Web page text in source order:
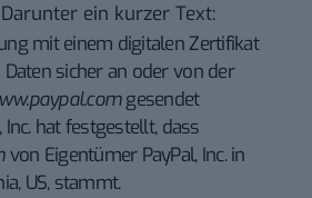
Darunter ein kurzer Text:
mit einem digitalen Zertifikat
sicher an oder von der
gesendet
Inc. hat festgestellt, dass
von Eigentümer PayPal, Inc. in
US, stammt.